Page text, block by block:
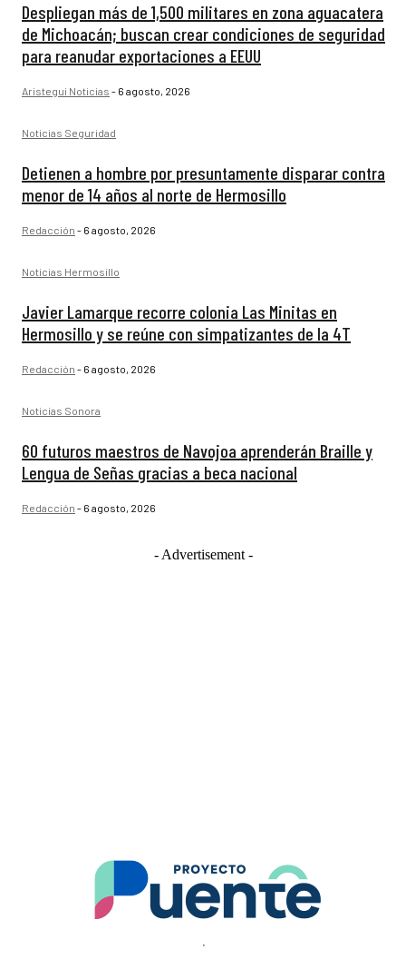
Despliegan más de 1,500 militares en zona aguacatera
de Michoacán; buscan crear condiciones de seguridad
para reanudar exportaciones a EEUU
Aristegui Noticias - 6 agosto, 2026
Noticias Seguridad
Detienen a hombre por presuntamente disparar contra
menor de 14 años al norte de Hermosillo
Redacción - 6 agosto, 2026
Noticias Hermosillo
Javier Lamarque recorre colonia Las Minitas en
Hermosillo y se reúne con simpatizantes de la 4T
Redacción - 6 agosto, 2026
Noticias Sonora
60 futuros maestros de Navojoa aprenderán Braille y
Lengua de Señas gracias a beca nacional
Redacción - 6 agosto, 2026
- Advertisement -
.